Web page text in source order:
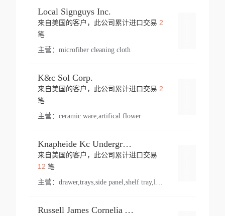
Local Signguys Inc.
来自美国的客户，此公司累计进口交易 2
笔
主营： microfiber cleaning cloth
K&c Sol Corp.
来自美国的客户，此公司累计进口交易 2
笔
主营： ceramic ware,artifical flower
Knapheide Kc Underground
来自美国的客户，此公司累计进口交易
12 笔
主营：
Russell James Cornelia Arlington Va